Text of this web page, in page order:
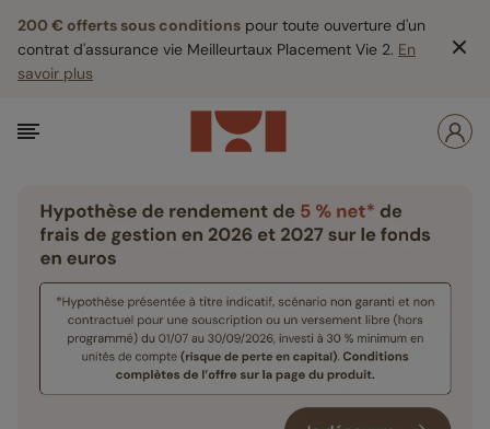
200 € offerts sous conditions pour toute ouverture d'un
contrat d'assurance vie Meilleurtaux Placement Vie 2. En
savoir plus